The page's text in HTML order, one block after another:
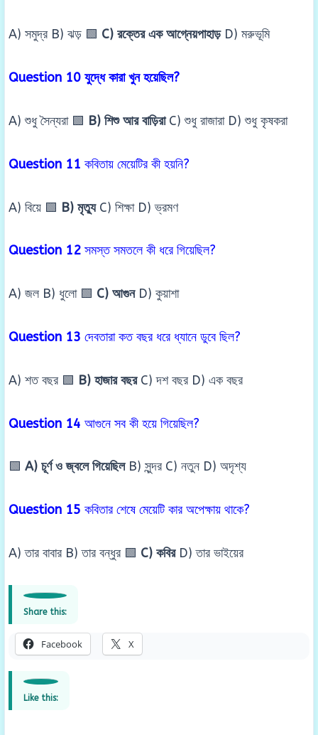
A) সমুদ্র B) ঝড় 🟩 C) রক্তের এক আগ্নেয়পাহাড়D) মরুভূমি
Question 10 যুদ্ধে কারা খুন হয়েছিল?
A) শুধু সৈন্যরা 🟩 B) শিশু আর বাড়িরাC) শুধু রাজারা D) শুধু কৃষকরা
Question 11 কবিতায় মেয়েটির কী হয়নি?
A) বিয়ে 🟩 B) মৃত্যুC) শিক্ষা D) ভ্রমণ
Question 12 সমস্ত সমতলে কী ধরে গিয়েছিল?
A) জল B) ধুলো 🟩 C) আগুনD) কুয়াশা
Question 13 দেবতারা কত বছর ধরে ধ্যানে ডুবে ছিল?
A) শত বছর 🟩 B) হাজার বছরC) দশ বছর D) এক বছর
Question 14 আগুনে সব কী হয়ে গিয়েছিল?
🟩 A) চূর্ণ ও জ্বলে গিয়েছিলB) সুন্দর C) নতুন D) অদৃশ্য
Question 15 কবিতার শেষে মেয়েটি কার অপেক্ষায় থাকে?
A) তার বাবার B) তার বন্ধুর 🟩 C) কবিরD) তার ভাইয়ের
Share this:
Facebook X
Like this: